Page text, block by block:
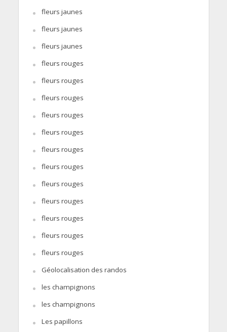
fleurs jaunes
fleurs jaunes
fleurs jaunes
fleurs rouges
fleurs rouges
fleurs rouges
fleurs rouges
fleurs rouges
fleurs rouges
fleurs rouges
fleurs rouges
fleurs rouges
fleurs rouges
fleurs rouges
fleurs rouges
Géolocalisation des randos
les champignons
les champignons
Les papillons